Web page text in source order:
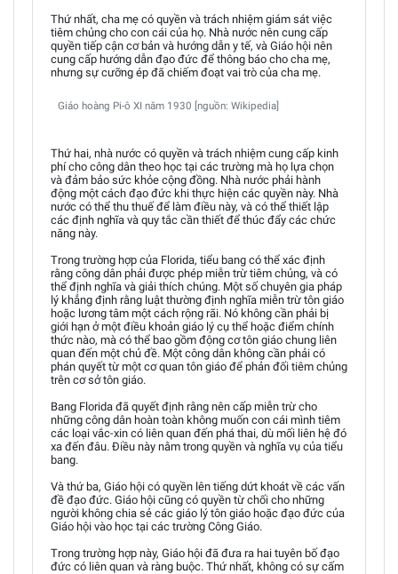
Thứ nhất, cha mẹ có quyền và trách nhiệm giám sát việc
tiêm chủng cho con cái của họ. Nhà nước nên cung cấp
quyền tiếp cận cơ bản và hướng dẫn y tế, và Giáo hội nên
cung cấp hướng dẫn đạo đức để thông báo cho cha mẹ,
nhưng sự cưỡng ép đã chiếm đoạt vai trò của cha mẹ.
Giáo hoàng Pi-ô XI năm 1930 [nguồn: Wikipedia]
Thứ hai, nhà nước có quyền và trách nhiệm cung cấp kinh
phí cho công dân theo học tại các trường mà họ lựa chọn
và đảm bảo sức khỏe cộng đồng. Nhà nước phải hành
động một cách đạo đức khi thực hiện các quyền này. Nhà
nước có thể thu thuế để làm điều này, và có thể thiết lập
các định nghĩa và quy tắc cần thiết để thúc đẩy các chức
năng này.
Trong trường hợp của Florida, tiểu bang có thể xác định
rằng công dân phải được phép miễn trừ tiêm chủng, và có
thể định nghĩa và giải thích chúng. Một số chuyên gia pháp
lý khẳng định rằng luật thường định nghĩa miễn trừ tôn giáo
hoặc lương tâm một cách rộng rãi. Nó không cần phải bị
giới hạn ở một điều khoản giáo lý cụ thể hoặc điểm chính
thức nào, mà có thể bao gồm động cơ tôn giáo chung liên
quan đến một chủ đề. Một công dân không cần phải có
phán quyết từ một cơ quan tôn giáo để phản đối tiêm chủng
trên cơ sở tôn giáo.
Bang Florida đã quyết định rằng nên cấp miễn trừ cho
những công dân hoàn toàn không muốn con cái mình tiêm
các loại vắc-xin có liên quan đến phá thai, dù mối liên hệ đó
xa đến đâu. Điều này nằm trong quyền và nghĩa vụ của tiểu
bang.
Và thứ ba, Giáo hội có quyền lên tiếng dứt khoát về các vấn
đề đạo đức. Giáo hội cũng có quyền từ chối cho những
người không chia sẻ các giáo lý tôn giáo hoặc đạo đức của
Giáo hội vào học tại các trường Công Giáo.
Trong trường hợp này, Giáo hội đã đưa ra hai tuyên bố đạo
đức có liên quan và ràng buộc. Thứ nhất, không có sự cấm